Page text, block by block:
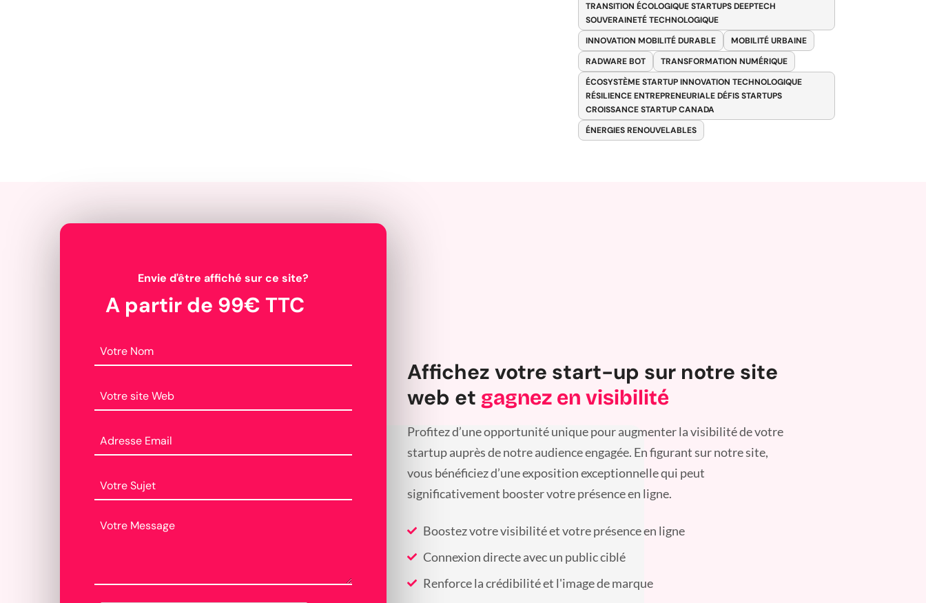
TRANSITION ÉCOLOGIQUE STARTUPS DEEPTECH
SOUVERAINETÉ TECHNOLOGIQUE
INNOVATION MOBILITÉ DURABLE
MOBILITÉ URBAINE
RADWARE BOT
TRANSFORMATION NUMÉRIQUE
ÉCOSYSTÈME STARTUP INNOVATION TECHNOLOGIQUE
RÉSILIENCE ENTREPRENEURIALE DÉFIS STARTUPS
CROISSANCE STARTUP CANADA
ÉNERGIES RENOUVELABLES
Envie d'être affiché sur ce site?
A partir de 99€ TTC
Affichez votre start-up sur notre site
web et gagnez en visibilité
Profitez d’une opportunité unique pour augmenter la visibilité de votre
startup auprès de notre audience engagée. En figurant sur notre site,
vous bénéficiez d’une exposition exceptionnelle qui peut
significativement booster votre présence en ligne.
Boostez votre visibilité et votre présence en ligne
Connexion directe avec un public ciblé
Renforce la crédibilité et l'image de marque